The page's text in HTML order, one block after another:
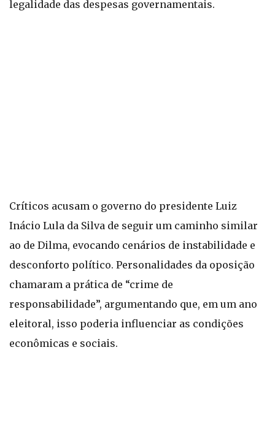
legalidade das despesas governamentais.
Críticos acusam o governo do presidente Luiz
Inácio Lula da Silva de seguir um caminho similar
ao de Dilma, evocando cenários de instabilidade e
desconforto político. Personalidades da oposição
chamaram a prática de “crime de
responsabilidade”, argumentando que, em um ano
eleitoral, isso poderia influenciar as condições
econômicas e sociais.